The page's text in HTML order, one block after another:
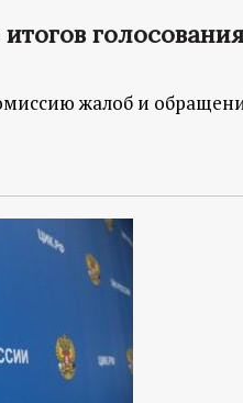
жалоб и